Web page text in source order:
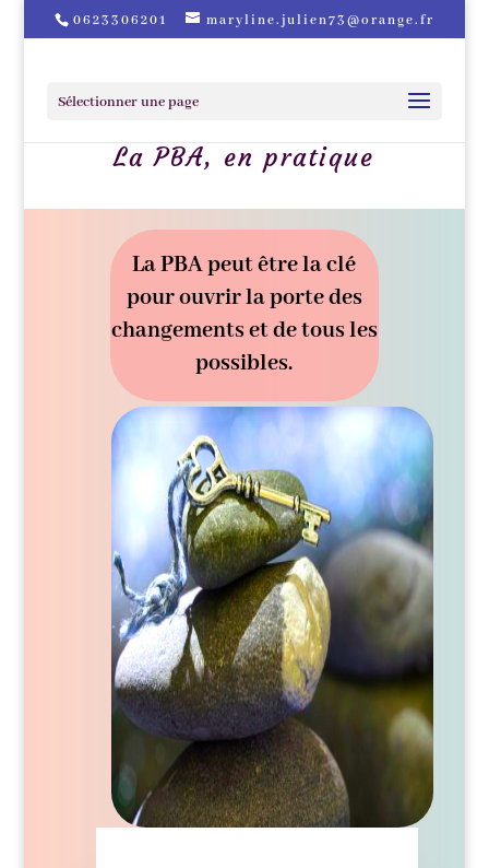
0623306201 maryline.julien73@orange.fr
Sélectionner une page
La PBA, en pratique
La PBA peut être la clé
pour ouvrir la porte des
changements et de tous les
possibles.